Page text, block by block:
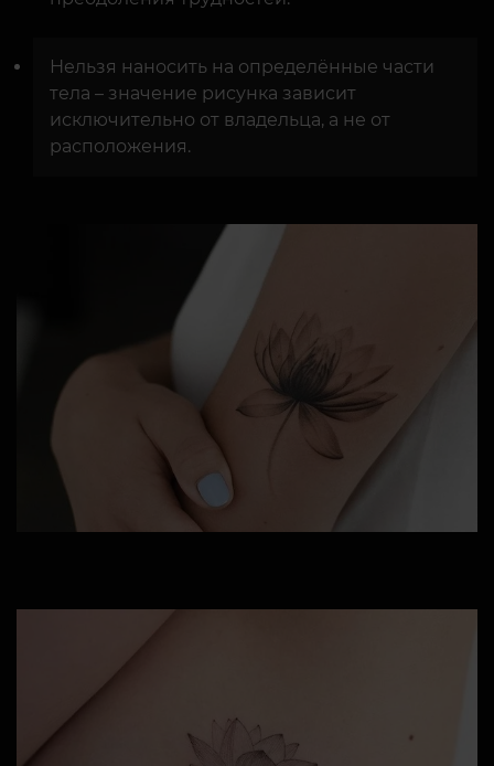
Нельзя наносить на определённые части
тела – значение рисунка зависит
исключительно от владельца, а не от
расположения.